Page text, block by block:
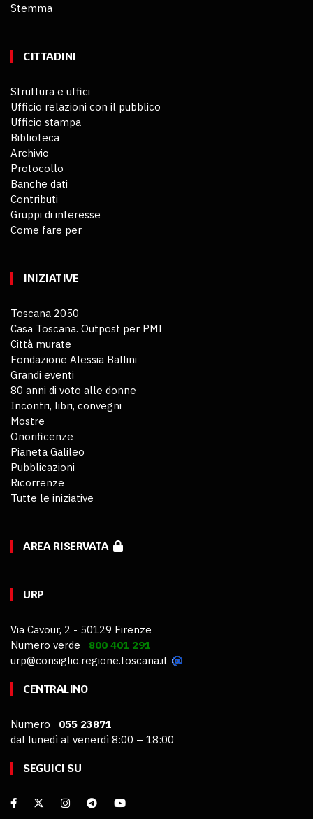
Stemma
CITTADINI
Struttura e uffici
Ufficio relazioni con il pubblico
Ufficio stampa
Biblioteca
Archivio
Protocollo
Banche dati
Contributi
Gruppi di interesse
Come fare per
INIZIATIVE
Toscana 2050
Casa Toscana. Outpost per PMI
Città murate
Fondazione Alessia Ballini
Grandi eventi
80 anni di voto alle donne
Incontri, libri, convegni
Mostre
Onorificenze
Pianeta Galileo
Pubblicazioni
Ricorrenze
Tutte le iniziative
AREA RISERVATA
URP
Via Cavour, 2 - 50129 Firenze
Numero verde 800 401 291
urp@consiglio.regione.toscana.it
CENTRALINO
Numero 055 23871
dal lunedì al venerdì 8:00 – 18:00
SEGUICI SU